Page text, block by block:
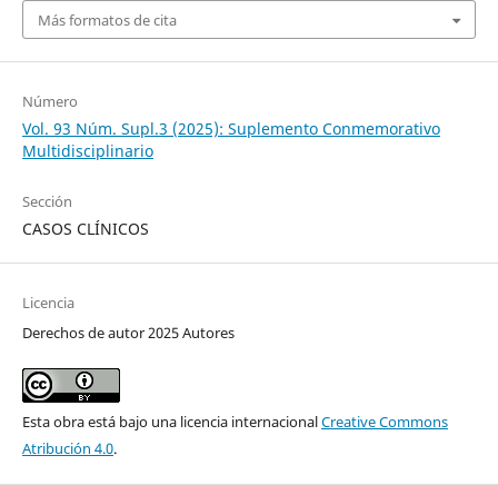
Más formatos de cita
Número
Vol. 93 Núm. Supl.3 (2025): Suplemento Conmemorativo
Multidisciplinario
Sección
CASOS CLÍNICOS
Licencia
Derechos de autor 2025 Autores
Esta obra está bajo una licencia internacionalCreative Commons
Atribución 4.0.